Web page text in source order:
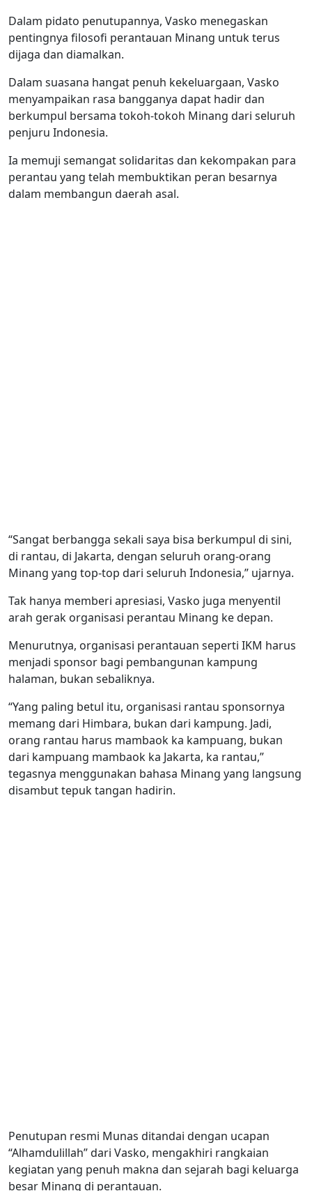
Dalam pidato penutupannya, Vasko menegaskan
pentingnya filosofi perantauan Minang untuk terus
dijaga dan diamalkan.
Dalam suasana hangat penuh kekeluargaan, Vasko
menyampaikan rasa bangganya dapat hadir dan
berkumpul bersama tokoh-tokoh Minang dari seluruh
penjuru Indonesia.
Ia memuji semangat solidaritas dan kekompakan para
perantau yang telah membuktikan peran besarnya
dalam membangun daerah asal.
“Sangat berbangga sekali saya bisa berkumpul di sini,
di rantau, di Jakarta, dengan seluruh orang-orang
Minang yang top-top dari seluruh Indonesia,” ujarnya.
Tak hanya memberi apresiasi, Vasko juga menyentil
arah gerak organisasi perantau Minang ke depan.
Menurutnya, organisasi perantauan seperti IKM harus
menjadi sponsor bagi pembangunan kampung
halaman, bukan sebaliknya.
“Yang paling betul itu, organisasi rantau sponsornya
memang dari Himbara, bukan dari kampung. Jadi,
orang rantau harus mambaok ka kampuang, bukan
dari kampuang mambaok ka Jakarta, ka rantau,”
tegasnya menggunakan bahasa Minang yang langsung
disambut tepuk tangan hadirin.
Penutupan resmi Munas ditandai dengan ucapan
“Alhamdulillah” dari Vasko, mengakhiri rangkaian
kegiatan yang penuh makna dan sejarah bagi keluarga
besar Minang di perantauan.